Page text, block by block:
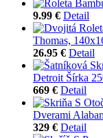
9.99 € Detail
Thomas,
26.95 € Detail
Detroit Šírka
669 € Detail
Dverami
329 € Detail